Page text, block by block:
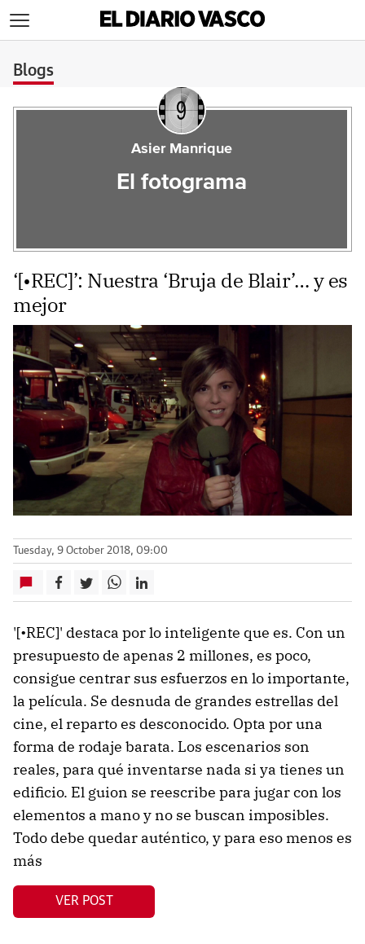
Blogs
Asier Manrique
El fotograma
‘[•REC]’: Nuestra ‘Bruja de Blair’… y es
mejor
Tuesday, 9 October 2018, 09:00
'[•REC]' destaca por lo inteligente que es. Con un
presupuesto de apenas 2 millones, es poco,
consigue centrar sus esfuerzos en lo importante,
la película. Se desnuda de grandes estrellas del
cine, el reparto es desconocido. Opta por una
forma de rodaje barata. Los escenarios son
reales, para qué inventarse nada si ya tienes un
edificio. El guion se reescribe para jugar con los
elementos a mano y no se buscan imposibles.
Todo debe quedar auténtico, y para eso menos es
más
VER POST